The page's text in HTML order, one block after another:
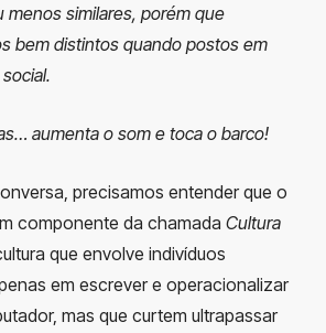
menos similares, porém que
bem distintos quando postos em
aumenta o som e toca o barco!
precisamos entender que o
componente da chamada Cultura
que envolve indivíduos
em escrever e operacionalizar
mas que curtem ultrapassar